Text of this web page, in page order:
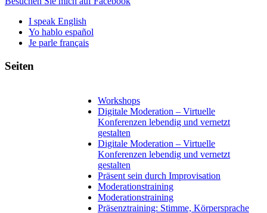
I speak English
Yo hablo español
Je parle français
Seiten
Workshops
Digitale Moderation – Virtuelle
Konferenzen lebendig und vernetzt
gestalten
Digitale Moderation – Virtuelle
Konferenzen lebendig und vernetzt
gestalten
Präsent sein durch Improvisation
Moderationstraining
Moderationstraining
Präsenztraining: Stimme, Körpersprache